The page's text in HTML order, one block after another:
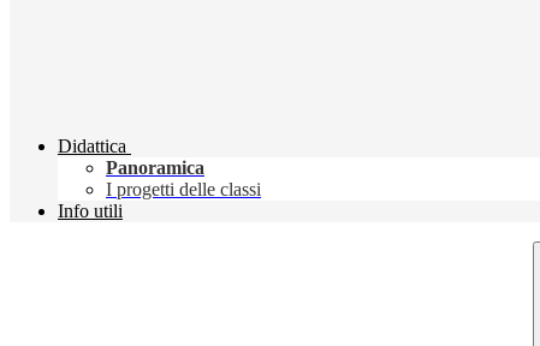
Didattica
Panoramica
I progetti delle classi
Info utili